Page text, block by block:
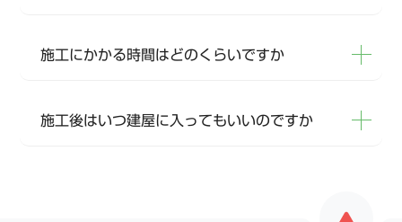
施工にかかる時間はどのくらいですか
施工後はいつ建屋に入ってもいいのですか